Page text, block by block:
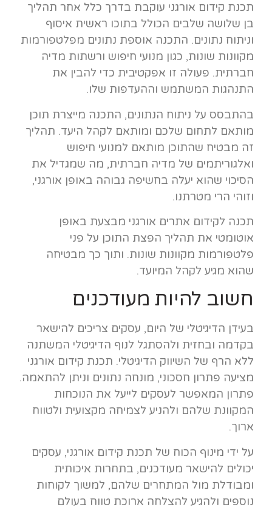
תכנת קידום אורגני עוקבת בדרך כלל אחר תהליך
בן שלושה שלבים הכולל בתוכו ראשית איסוף
וניתוח נתונים. התכנה אוספת נתונים מפלטפורמות
מקוונות שונות, כגון מנועי חיפוש ורשתות מדיה
חברתית. פעולה זו אפקטיבית כדי להבין את
התנהגות המשתמש וההעדפות שלו.
בהתבסס על ניתוח הנתונים, התכנה מייצרת תוכן
מותאם לתחום שלכם ומותאם לקהל היעד. תהליך
זה מבטיח שהתוכן מותאם למנועי חיפוש
ואלגוריתמים של מדיה חברתית, מה שמגדיל את
הסיכוי שהוא יעלה בחשיפה גבוהה באופן אורגני,
וזוהי הרי מטרתנו.
תכנה לקידום אתרים אורגני מבצעת באופן
אוטומטי את תהליך הפצת התוכן על פני
פלטפורמות מקוונות שונות. ותוך כך מבטיחה
שהוא מגיע לקהל המיועד.
חשוב להיות מעודכנים
בעידן הדיגיטלי של היום, עסקים צריכים להישאר
בקדמה ובחזית ולהסתגל לנוף הדיגיטלי המשתנה
ללא הרף של השיווק הדיגיטלי. תכנת קידום אורגני
מציעה פתרון חסכוני, מונחה נתונים וניתן להתאמה.
פתרון המאפשר לעסקים לייעל את הנוכחות
המקוונת שלהם ולהניע לצמיחה מקצועית ולטווח
ארוך.
על ידי מינוף הכוח של תכנת קידום אורגני, עסקים
יכולים להישאר מעודכנים, בתחרות איכותית
ומבודלת מול המתחרים שלהם, למשוך לקוחות
נוספים ולהגיע להצלחה ארוכת טווח בעולם